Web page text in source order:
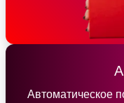
Автоматическое